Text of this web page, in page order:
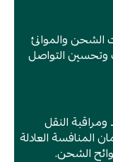
الشحن والموانئ
التواصل
النقل
العادلة
الشحن.